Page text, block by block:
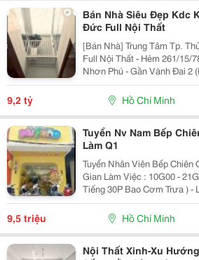
Bán Nhà Siêu Đẹp Kdc
Đức Full Nội Thất
[Bán Nhà] Trung Tâm Tp.
Full Nội Thất - Hẻm 261/15/
Nhơn Phú - Gần Vành Đai 2 (Đang
Lý Tưởng: 5.6M X 14.2M
80M2). - Kết Cấu Kiên
9,2 tỷ Hồ Chí Minh
Tuyển Nv Nam Bếp
Làm Q1
Tuyển Nhân Viên Bếp Chiên
Gian Làm Việc : 10G00 - 21G00 - Mỗi Ngày (Nghĩ
Tiếng 30P Bao Cơm Trưa ) - Lương : 7.500 - 9.500 ( Tuỳ
Theo Năng Lực ) Mô Tả Công Việc: - Bếp Chiên : Sử
Dụng Được Chảo Non Biết
9,5 triệu Hồ Chí Minh
Nội Thất Xinh-Xu